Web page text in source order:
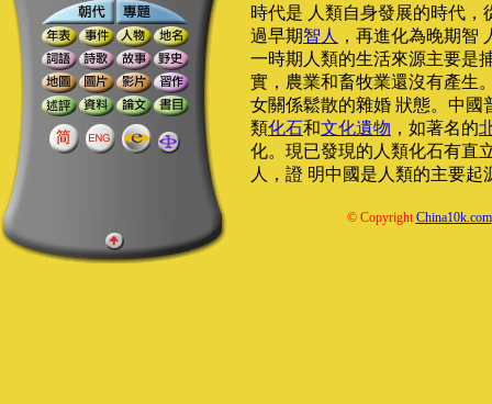
時代是 人類自身發展的時代，
過早期智人
，再進化為晚期智
一時期人類的生活來源主要是
實，農業和畜牧業還沒有產生
女關係鬆散的雜婚 狀態。中國
類化石和文化遺物 ，如著名的
化。現已發現的人類化石有直
人，證 明中國是人類的主要起
© CopyrightChina10k.com